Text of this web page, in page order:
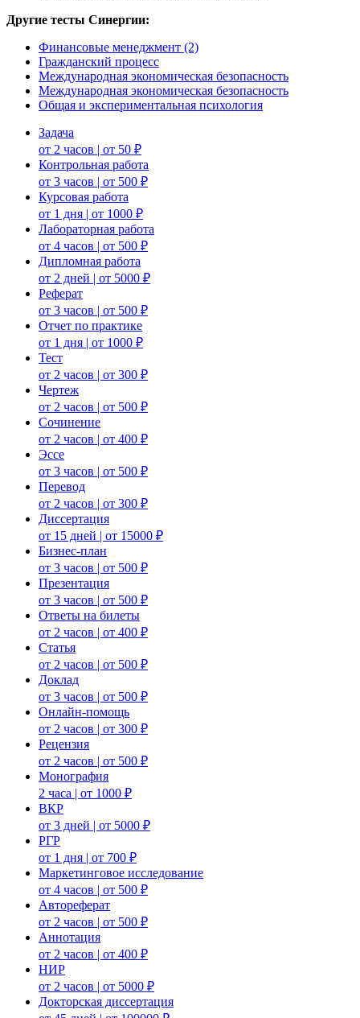
Другие тесты Синергии:
Финансовые менеджмент (2)
Гражданский процесс
Международная экономическая безопасность
Международная экономическая безопасность
Общая и экспериментальная психология
Задача
от 2 часов | от 50 ₽
Контрольная работа
от 3 часов | от 500 ₽
Курсовая работа
от 1 дня | от 1000 ₽
Лабораторная работа
от 4 часов | от 500 ₽
Дипломная работа
от 2 дней | от 5000 ₽
Реферат
от 3 часов | от 500 ₽
Отчет по практике
от 1 дня | от 1000 ₽
Тест
от 2 часов | от 300 ₽
Чертеж
от 2 часов | от 500 ₽
Сочинение
от 2 часов | от 400 ₽
Эссе
от 3 часов | от 500 ₽
Перевод
от 2 часов | от 300 ₽
Диссертация
от 15 дней | от 15000 ₽
Бизнес-план
от 3 часов | от 500 ₽
Презентация
от 3 часов | от 500 ₽
Ответы на билеты
от 2 часов | от 400 ₽
Статья
от 2 часов | от 500 ₽
Доклад
от 3 часов | от 500 ₽
Онлайн-помощь
от 2 часов | от 300 ₽
Рецензия
от 2 часов | от 500 ₽
Монография
2 часа | от 1000 ₽
ВКР
от 3 дней | от 5000 ₽
РГР
от 1 дня | от 700 ₽
Маркетинговое исследование
от 4 часов | от 500 ₽
Автореферат
от 2 часов | от 500 ₽
Аннотация
от 2 часов | от 400 ₽
НИР
от 2 часов | от 5000 ₽
Докторская диссертация